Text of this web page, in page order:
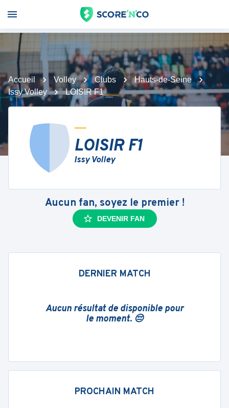
Accueil Volley Clubs
Hauts-de-Seine
Issy Volley
LOISIR F1
LOISIR F1
Issy Volley
Aucun fan, soyez le premier !
DEVENIR FAN
DERNIER MATCH
Aucun résultat de disponible pour
le moment. 😔
PROCHAIN MATCH